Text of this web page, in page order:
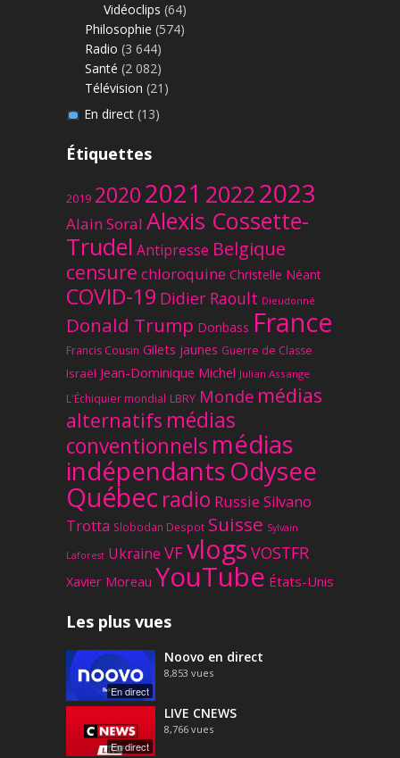
Vidéoclips (64)
Philosophie (574)
Radio (3 644)
Santé (2 082)
Télévision (21)
En direct(13)
Étiquettes
2019 20202021 20222023
Alain Soral Alexis Cossette-
Trudel Antipresse Belgique
censure chloroquine Christelle Néant
COVID-19 Didier Raoult Dieudonné
Donald Trump Donbass France
Francis Cousin Gilets jaunes Guerre de Classe
Israël Jean-Dominique Michel Julian Assange
L'Échiquier mondial LBRY Monde médias
alternatifs médias
conventionnels médias
indépendantsOdysee
Québec radio Russie Silvano
Trotta Slobodan Despot Suisse Sylvain
Laforest Ukraine VFvlogs VOSTFR
Xavier Moreau YouTube États-Unis
Les plus vues
En direct
Noovo en direct
8,853 vues
En direct
LIVE CNEWS
8,766 vues